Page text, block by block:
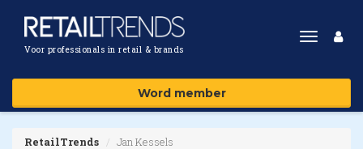
Voor professionals in retail & brands
Toggle
Word member
RetailTrends Jan Kessels